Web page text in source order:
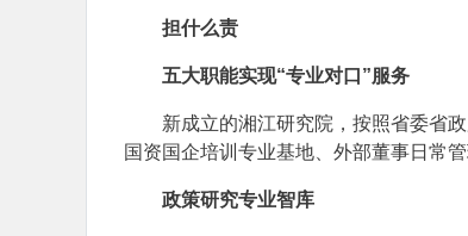
担什么责
五大职能实现“专业对口”服务
新成立的湘江研究院，按照省委省
国资国企培训专业基地、外部董事日常
政策研究专业智库